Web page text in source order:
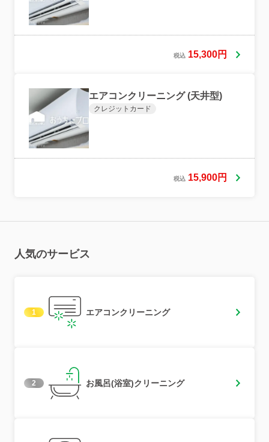
税込 15,300円
エアコンクリーニング (天井型)
クレジットカード
税込 15,900円
人気のサービス
1 エアコンクリーニング
2 お風呂(浴室)クリーニング